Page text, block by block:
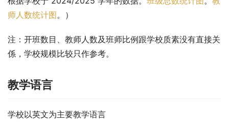
师人数统计图。）
注：开班数目、教师人数及班师比例跟学校质素没有直接关
係，学校规模比较只作参考。
教学语言
学校以英文为主要教学语言